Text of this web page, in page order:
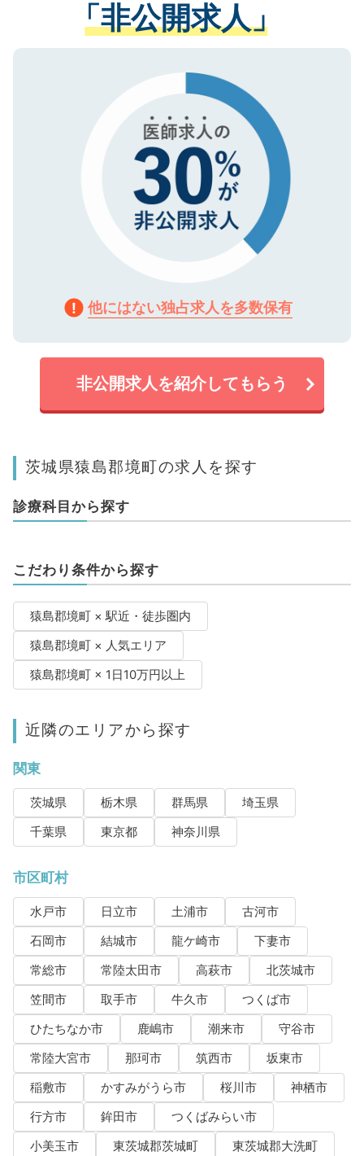
る、プライバシーマークを取得済みです。
で、機密保持に関してもご安心ください。
させていただきます。すぐにご転職をされ
ない方には、長期的なサポートが可能です
ので、まずはご登録ください。
「非公開求人」
他にはない独占求人を多数保有
非公開求人を紹介してもらう
茨城県猿島郡境町の求人を探す
診療科目から探す
こだわり条件から探す
猿島郡境町 × 駅近・徒歩圏内
猿島郡境町 × 人気エリア
猿島郡境町 × 1日10万円以上
近隣のエリアから探す
関東
茨城県 栃木県 群馬県
埼玉県
千葉県
東京都 神奈川県
市区町村
水戸市 日立市 土浦市
古河市
石岡市
結城市 龍ケ崎市
下妻市
常総市
常陸太田市 高萩市
北茨城市
笠間市
取手市 牛久市
つくば市
ひたちなか市
鹿嶋市 潮来市
守谷市
常陸大宮市
那珂市 筑西市
坂東市
稲敷市
かすみがうら市 桜川市
神栖市
行方市
鉾田市
つくばみらい市
小美玉市
東茨城郡茨城町
東茨城郡大洗町